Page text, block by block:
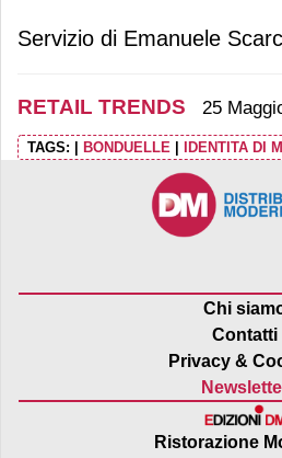
Servizio di Emanuele
RETAIL TRENDS 25
TAGS: BONDUELLE IDENTITA DI
Chi
Contatti
Privacy &
Ristorazione